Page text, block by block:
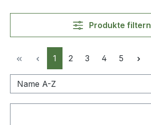
Produkte filtern
Seite
1 Seite
2 Seite
3 Seite
4 Seite
5